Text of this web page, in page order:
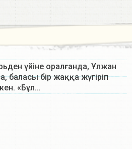
үйіне оралғанда, Ұлжан
баласы бір жаққа жүгіріп
«Бұл…